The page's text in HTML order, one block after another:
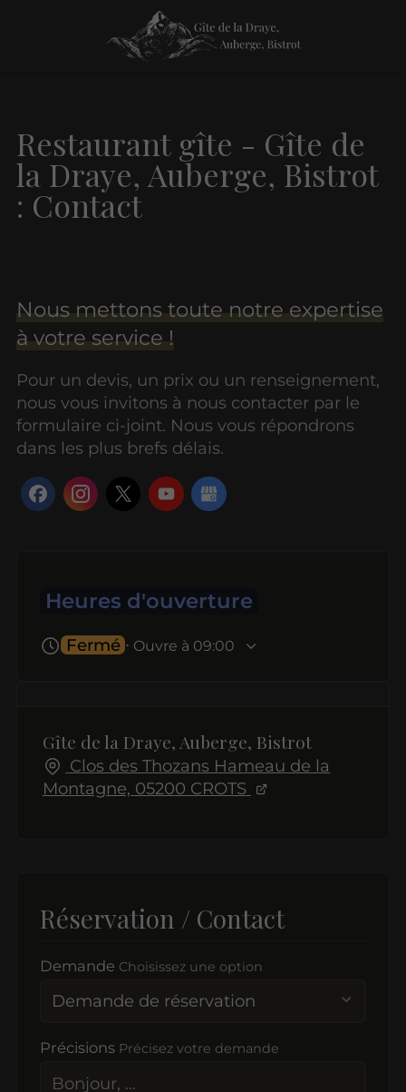
Restaurant gîte - Gîte de
la Draye, Auberge, Bistrot
: Contact
Nous mettons toute notre expertise
à votre service !
Pour un devis, un prix ou un renseignement,
nous vous invitons à nous contacter par le
formulaire ci-joint. Nous vous répondrons
dans les plus brefs délais.
Heures d'ouverture
Fermé ⋅ Ouvre à 09:00
Gîte de la Draye, Auberge, Bistrot
Clos des Thozans Hameau de la
Montagne, 05200 CROTS
Réservation / Contact
Demande Choisissez une option
Précisions Précisez votre demande